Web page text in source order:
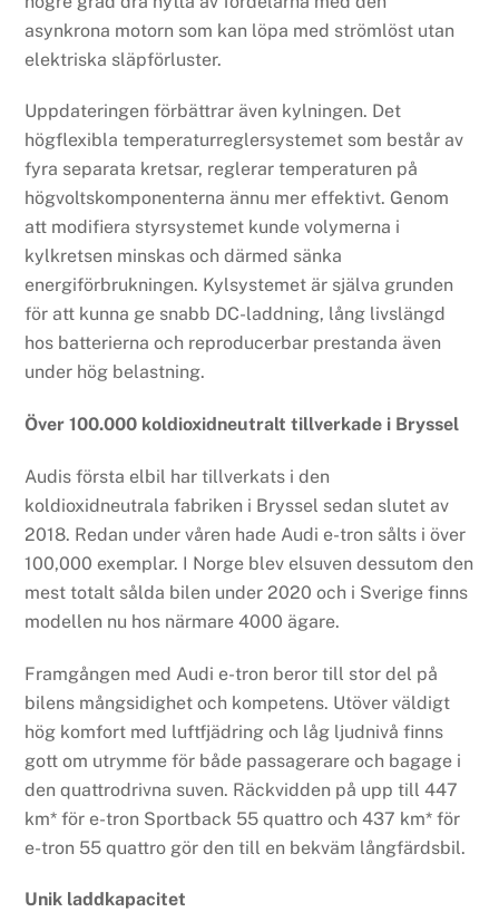
asynkrona motorn som kan löpa med strömlöst utan
elektriska släpförluster.
Uppdateringen förbättrar även kylningen. Det
högflexibla temperaturreglersystemet som består av
fyra separata kretsar, reglerar temperaturen på
högvoltskomponenterna ännu mer effektivt. Genom
att modifiera styrsystemet kunde volymerna i
kylkretsen minskas och därmed sänka
energiförbrukningen. Kylsystemet är själva grunden
för att kunna ge snabb DC-laddning, lång livslängd
hos batterierna och reproducerbar prestanda även
under hög belastning.
Över 100.000 koldioxidneutralt tillverkade i Bryssel
Audis första elbil har tillverkats i den
koldioxidneutrala fabriken i Bryssel sedan slutet av
2018. Redan under våren hade Audi e-tron sålts i över
100,000 exemplar. I Norge blev elsuven dessutom den
mest totalt sålda bilen under 2020 och i Sverige finns
modellen nu hos närmare 4000 ägare.
Framgången med Audi e-tron beror till stor del på
bilens mångsidighet och kompetens. Utöver väldigt
hög komfort med luftfjädring och låg ljudnivå finns
gott om utrymme för både passagerare och bagage i
den quattrodrivna suven. Räckvidden på upp till 447
km* för e-tron Sportback 55 quattro och 437 km* för
e-tron 55 quattro gör den till en bekväm långfärdsbil.
Unik laddkapacitet